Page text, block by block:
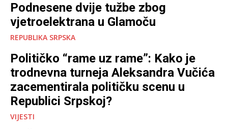
Podnesene dvije tužbe zbog
vjetroelektrana u Glamoču
REPUBLIKA SRPSKA
Političko “rame uz rame”: Kako je
trodnevna turneja Aleksandra Vučića
zacementirala političku scenu u
Republici Srpskoj?
VIJESTI